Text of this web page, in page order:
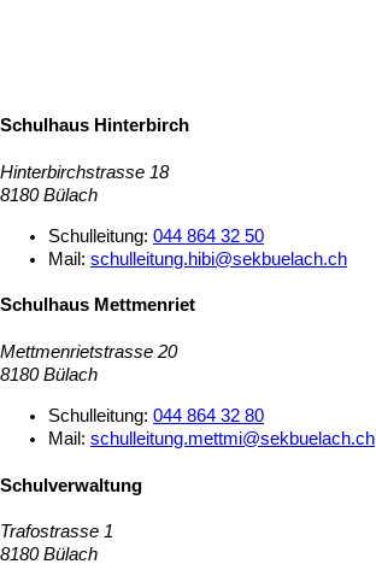
Schulhaus Hinterbirch
Hinterbirchstrasse 18
8180 Bülach
Schulleitung: 044 864 32 50
Mail: schulleitung.hibi@sekbuelach.ch
Schulhaus Mettmenriet
Mettmenrietstrasse 20
8180 Bülach
Schulleitung: 044 864 32 80
Mail: schulleitung.mettmi@sekbuelach.ch
Schulverwaltung
Trafostrasse 1
8180 Bülach